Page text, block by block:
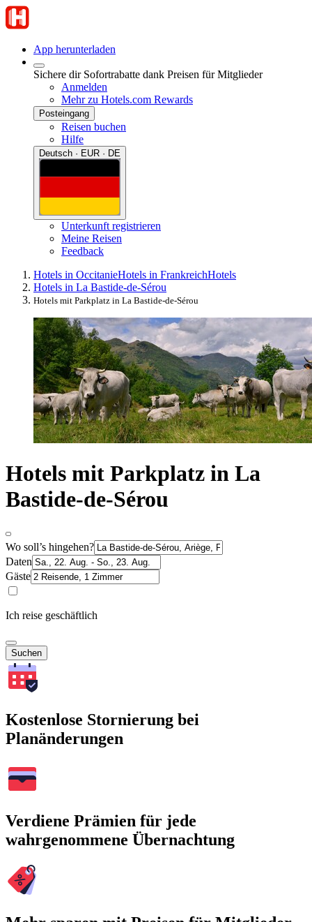
App herunterladen
Sichere dir Sofortrabatte dank Preisen für Mitglieder
Anmelden
Mehr zu Hotels.com Rewards
Posteingang
Reisen buchen
Hilfe
Deutsch · EUR · DE
Unterkunft registrieren
Meine Reisen
Feedback
Hotels in OccitanieHotels in FrankreichHotels
Hotels in La Bastide-de-Sérou
Hotels mit Parkplatz in La Bastide-de-Sérou
Hotels mit Parkplatz in La
Bastide-de-Sérou
Wo soll’s hingehen?
Daten
Gäste
Ich reise geschäftlich
Suchen
Kostenlose Stornierung bei
Planänderungen
Verdiene Prämien für jede
wahrgenommene Übernachtung